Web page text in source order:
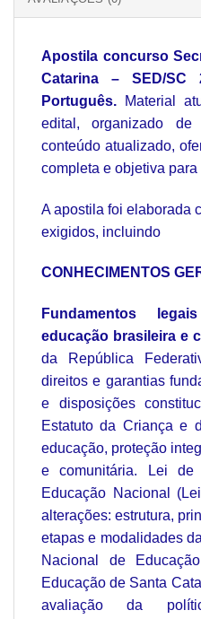
Apostila concurso
Catarina – SED/
Português. Material
edital, organizado
conteúdo atualizado,
completa e objetiva para
A apostila foi elaborada
exigidos, incluindo
CONHECIMENTOS
Fundamentos
educação brasileira e
da República
direitos e garantias
e disposições
Estatuto da Criança e
educação, proteção
e comunitária. Lei
Educação Nacional
alterações: estrutura,
etapas e modalidades
Nacional de
Educação de Santa
avaliação da